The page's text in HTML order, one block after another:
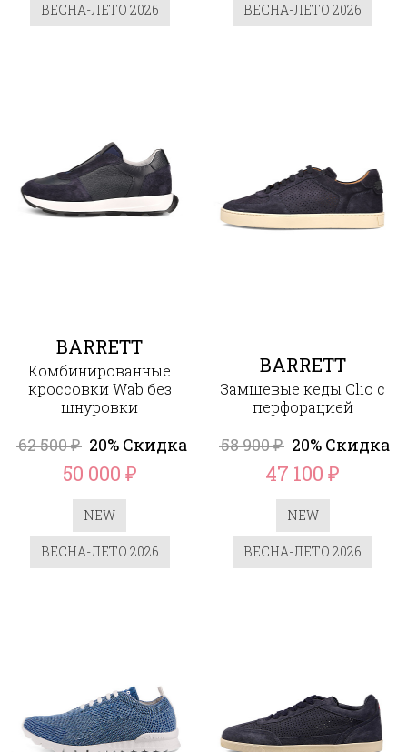
ВЕСНА-ЛЕТО 2026 ВЕСНА-ЛЕТО 2026
BARRETT
Комбинированные
кроссовки Wab без
шнуровки
62 500₽ 20% Скидка
50 000 ₽
NEW
ВЕСНА-ЛЕТО 2026
BARRETT
Замшевые кеды Clio c
перфорацией
58 900₽ 20% Скидка
47 100₽
NEW
ВЕСНА-ЛЕТО 2026